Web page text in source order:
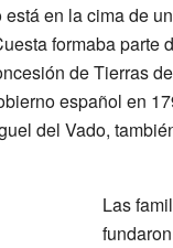
en la cima de
formaba parte
de Tierras
español en
del Vado,
Las